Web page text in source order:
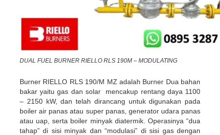
DUAL FUEL BURNER RIELLO RLS 190M – MODULATING
Burner RIELLO RLS 190/M MZ adalah Burner Dua bahan
bakar yaitu gas dan solar mencakup rentang daya 1100
– 2150 kW, dan telah dirancang untuk digunakan pada
boiler air panas atau super panas, generator udara panas
atau uap, serta boiler minyak diatermik. Operasinya “dua
tahap” di sisi minyak dan “modulasi” di sisi gas dengan